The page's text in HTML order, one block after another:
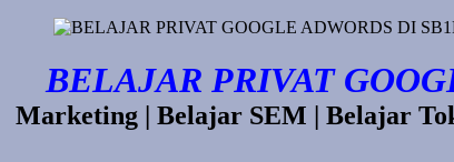
BELAJAR PRIVAT
Marketing | Belajar SEM | Belajar